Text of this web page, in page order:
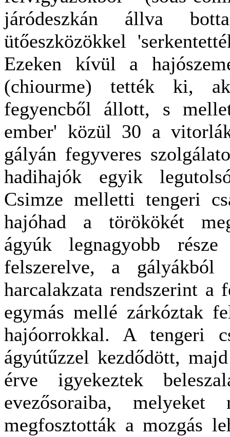
járódeszkán állva
ütőeszközökkel
Ezeken kívül a
(chiourme) tették ki,
fegyencből állott, s
ember' közül 30 a
gályán fegyveres
hadihajók egyik
Csimze melletti tengeri
hajóhad a törökökét
ágyúk legnagyobb
felszerelve, a gályákból
harcalakzata rendszerint
egymás mellé zárkóztak
hajóorrokkal. A tengeri
ágyútűzzel kezdődött,
érve igyekeztek
evezősoraiba, melyeket
megfosztották a mozgás